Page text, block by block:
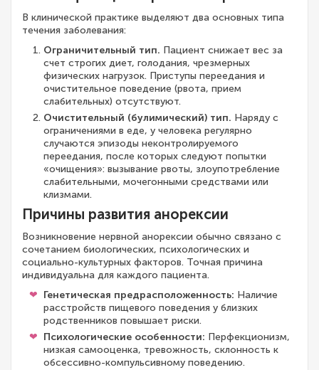
В клинической практике выделяют два основных типа
течения заболевания:
Ограничительный тип. Пациент снижает вес за
счет строгих диет, голодания, чрезмерных
физических нагрузок. Приступы переедания и
очистительное поведение (рвота, прием
слабительных) отсутствуют.
Очистительный (булимический) тип. Наряду с
ограничениями в еде, у человека регулярно
случаются эпизоды неконтролируемого
переедания, после которых следуют попытки
«очищения»: вызывание рвоты, злоупотребление
слабительными, мочегонными средствами или
клизмами.
Причины развития анорексии
Возникновение нервной анорексии обычно связано с
сочетанием биологических, психологических и
социально-культурных факторов. Точная причина
индивидуальна для каждого пациента.
Генетическая предрасположенность: Наличие
расстройств пищевого поведения у близких
родственников повышает риски.
Психологические особенности: Перфекционизм,
низкая самооценка, тревожность, склонность к
обсессивно-компульсивному поведению.